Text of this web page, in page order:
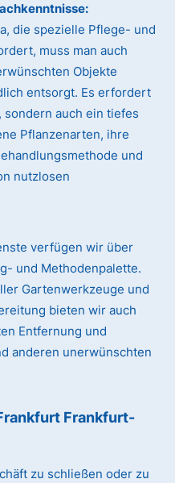
die spezielle Pflege- und
muss man auch
Objekte
entsorgt. Es erfordert
auch ein tiefes
Pflanzenarten, ihre
und
nutzlosen
verfügen wir über
und Methodenpalette.
Gartenwerkzeuge und
bieten wir auch
Entfernung und
anderen unerwünschten
Frankfurt-
zu schließen oder zu